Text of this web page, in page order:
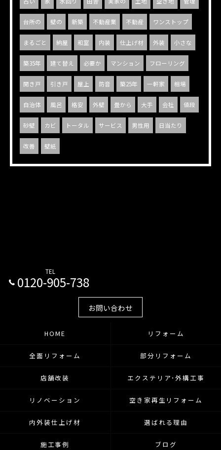
台所の 壁の 新築 不動産業 不動産 ワンストップ
まるごと 納屋 和室 内装 仕上げ材 外装 小さな
築35年 建て替え 必要か マンション フローリング
開き戸 引き戸 屋上 防音 築25年 一軒家 相場
自治体 風呂 格安 外壁 畳から 大手 会社 値段
砂壁 カビ トータル サービス 男性用 日当たり
改善 壁紙
TEL
0120-905-738
お問い合わせ
HOME リフォーム
全面リフォーム 部分リフォーム
店舗改装 エクステリア･外構工事
リノベーション 空き家再生リフォーム
内外装仕上げ材 選ばれる理由
施工事例 ブログ